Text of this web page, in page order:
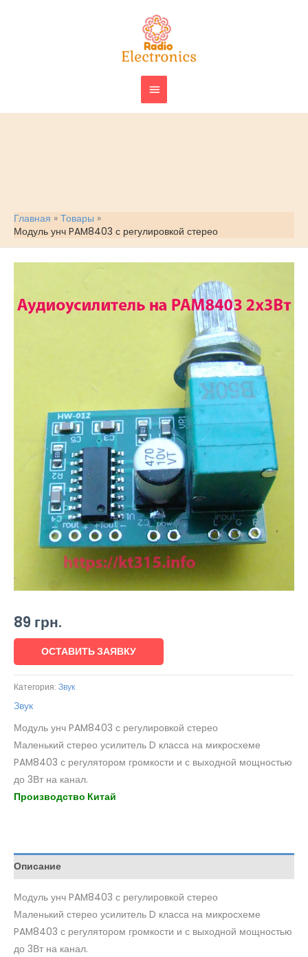
ГЛАВНОЕ
МЕНЮ
Главная
Товары
Модуль унч PAM8403 с регулировкой стерео
89 грн.
ОСТАВИТЬ ЗАЯВКУ
Категория: Звук
Звук
Модуль унч PAM8403 с регулировкой стерео
Маленький стерео усилитель D класса на микросхеме
PAM8403 с регулятором громкости и с выходной мощностью
до 3Вт на канал.
Производство Китай
Описание
Модуль унч PAM8403 с регулировкой стерео
Маленький стерео усилитель D класса на микросхеме
PAM8403 с регулятором громкости и с выходной мощностью
до 3Вт на канал.